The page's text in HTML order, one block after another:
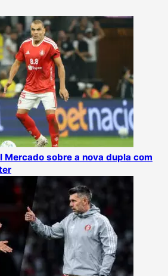
Mercado sobre a nova dupla com